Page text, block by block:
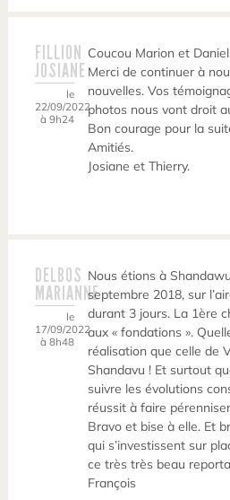
FILLION
JOSIANE
le
22/09/2022
à 9h24
Coucou Marion et
Merci de continuer à
nouvelles. Vos
photos nous vont droit
Bon courage pour la
Amitiés.
Josiane et Thierry.
DELBOS
MARIANNE
le
17/09/2022
à 8h48
Nous étions à
septembre 2018, sur
durant 3 jours. La 1ère
aux « fondations ».
réalisation que celle de
Shandavu ! Et surtout
suivre les évolutions
réussit à faire
Bravo et bise à elle. Et
qui s’investissent sur
ce très très beau
François